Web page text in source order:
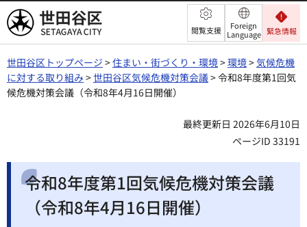
世田谷区 閲覧支援
Foreign
Language 緊急情報
世田谷区トップページ >住まい・街づくり・環境>環境>気候危機
に対する取り組み >世田谷区気候危機対策会議> 令和8年度第1回気
候危機対策会議（令和8年4月16日開催）
最終更新日 2026年6月10日
ページID 33191
令和8年度第1回気候危機対策会議
（令和8年4月16日開催）